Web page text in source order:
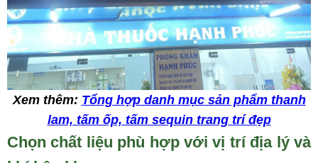
Xem thêm: Tổng hợp danh mục sản phẩm thanh
lam, tấm ốp, tấm sequin trang trí đẹp
Chọn chất liệu phù hợp với vị trí địa lý và